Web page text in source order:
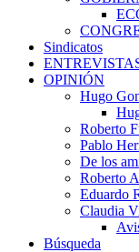
Sindicatos
OPINIÓN
Hugo
Roberto
Pablo
De los
Roberto
Eduardo
Claudia
Búsqueda